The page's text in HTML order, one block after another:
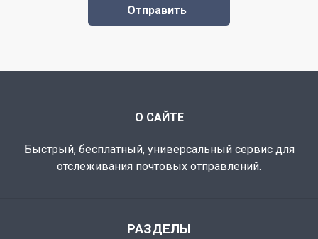
О САЙТЕ
Быстрый, бесплатный, универсальный сервис для
отслеживания почтовых отправлений.
РАЗДЕЛЫ